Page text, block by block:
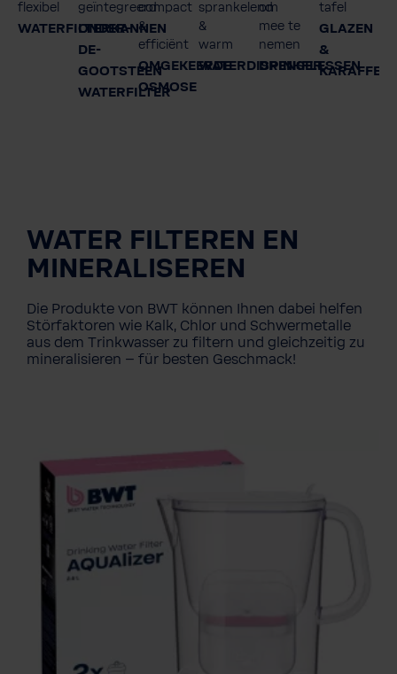
flexibel
WATERFILTERKANNEN
geïntegreerd
ONDER-
DE-
GOOTSTEEN
WATERFILTER
compact
&
efficiënt
OMGEKEERDE
OSMOSE
sprankelend
&
warm
WATERDISPENSER
om
mee te
nemen
DRINKFLESSEN
tafel
GLAZEN
&
KARAFFEN
WATER FILTEREN EN
MINERALISEREN
Die Produkte von BWT können Ihnen dabei helfen
Störfaktoren wie Kalk, Chlor und Schwermetalle
aus dem Trinkwasser zu filtern und gleichzeitig zu
mineralisieren – für besten Geschmack!